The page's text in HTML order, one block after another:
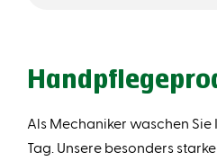
Als Mechaniker waschen Sie
Tag. Unsere besonders